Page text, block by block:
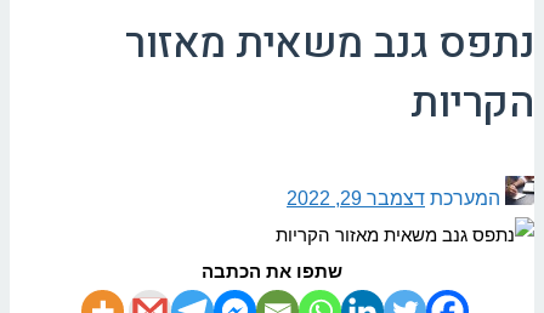
נתפס גנב משאית מאזור
הקריות
המערכת דצמבר 29, 2022
שתפו את הכתבה